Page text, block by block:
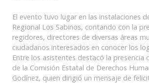
shortcut
activates
screen
reader
El evento tuvo lugar en las instalaciones
Regional Los Sabinos, contando con la
regidores, directores de diversas áreas
ciudadanos interesados en conocer los
Entre los asistentes destacó la presencia
de la Comisión Estatal de Derechos
Godínez, quien dirigió un mensaje de